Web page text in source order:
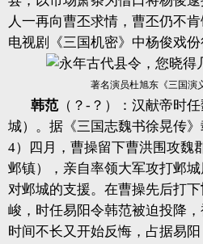
人一再向曹丕求情，曹丕仍不
电视剧《三国机密》中杨俊戏份
著名演员杜旭东《三国演
韩范（？-？）：汉献帝时
城）。据《三国志魏书徐晃传
4）四月，曹操留下曹洪围攻魏
邺镇），亲自率领大军攻打邺
对邺城的支援。在曹操先后打下
峻，时任易阳令韩范被迫投降
时间不长又开始反悔，占据易